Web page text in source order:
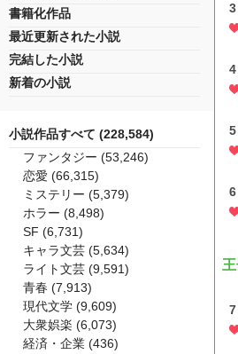
書籍化作品
最近更新された小説
完結した小説
新着の小説
小説作品すべて (228,584)
ファンタジー (53,246)
恋愛 (66,315)
ミステリー (5,379)
ホラー (8,498)
SF (6,731)
キャラ文芸 (5,634)
ライト文芸 (9,591)
青春 (7,913)
現代文学 (9,609)
大衆娯楽 (6,073)
経済・企業 (436)